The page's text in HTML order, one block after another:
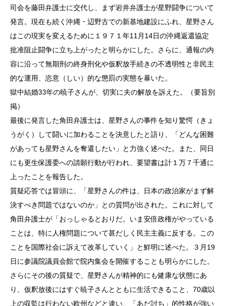
司会を藤田弁護士に交代し、まず岩井弁護士が星野闘争について
発言。現在も続く沖縄・辺野古での新基地建設にふれ、星野さん
はこの現実を変えるために１９７１年11月14日の沖縄返還協定
批准阻止闘争に立ち上がったと明らかにした。さらに、通報の内
容に沿って無期刑の終身刑化や仮釈放手続きの不透明性と非民主
的な運用、恣意（しい）的な懲罰の実態を暴いた。
獄中結婚33年の暁子さんが、切実に夫の解放を訴えた。（要旨別
掲）
最後に発言した角田弁護士は、星野さんの事件を知り驚愕（きょ
うがく）して闘いに加わることを決意したと語り、「どんな困難
があっても星野さんを奪還したい」と力強く述べた。また、同日
にも更生保護委への請願行動が行われ、要望書は計１万７千通に
上ったことを報告した。
質疑応答では冒頭に、「星野さんの件は、日本の政治家がまず解
決すべき問題ではないのか」との質問が出された。これに対して
角田弁護士が「おっしゃるとおりだ。いま安倍政権がやっている
ことは、特に人権問題について甚だしく民主主義に反する。この
ことを国際社会に訴えて改革していく」と鮮明に述べた。３月19
日に参議院議員会館で院内集会を開催することも明らかにした。
さらにその後の質疑で、星野さんが精神的にも健康な状態にあ
り、仮釈放後にはすぐ暁子さんとともに生活できること、70歳以
上の収監は行わない欧州などと違い、「あだ討ち」的性格が強い